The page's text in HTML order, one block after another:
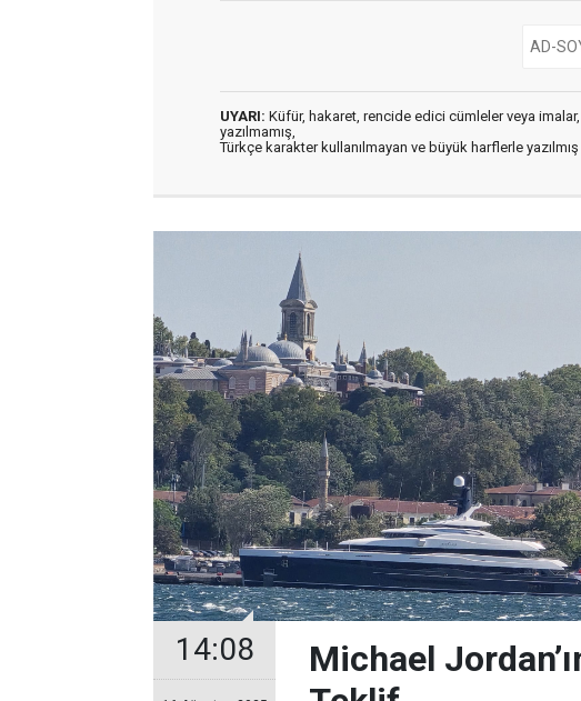
UYARI: Küfür, hakaret, rencide edici cümleler veya
yazılmamış,
Türkçe karakter kullanılmayan ve büyük harflerle
14:08
Michael